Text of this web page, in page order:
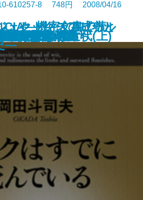
・セックスアピール
ハリウッド―
中国を行く
窓絶景100選
ごい12人
言ったもん勝ち
ェクト―その成功と
新入社員
610257-8 748円 2008/04/16
に死んでいる
和の東京
がダメな理由
歴史 日本の近代(上)
である
員制度
む国際政治
CIA―機密文書で読
―
鶴という鬼才